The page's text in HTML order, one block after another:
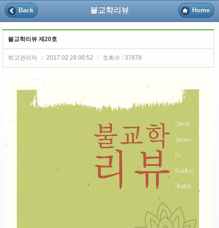
Back 불교학리뷰 Home
불교학리뷰 제20호
최고관리자 2017.02.28 00:52 조회수 : 37878